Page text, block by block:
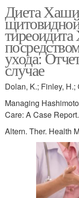
Диета
ухода:
случае
Dolan, K.; Finley, H.;
Managing
Care: A Case Report.
Altern. Ther. Health